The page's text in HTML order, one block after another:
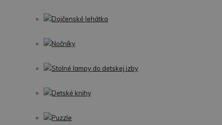
Dojčenské lehátka
Nočníky
Stolné lampy do detskej izby
Detské knihy
Puzzle